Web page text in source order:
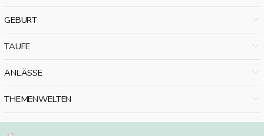
GEBURT
TAUFE
ANLÄSSE
THEMENWELTEN